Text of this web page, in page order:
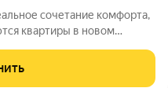
квартиры в новом
и современными